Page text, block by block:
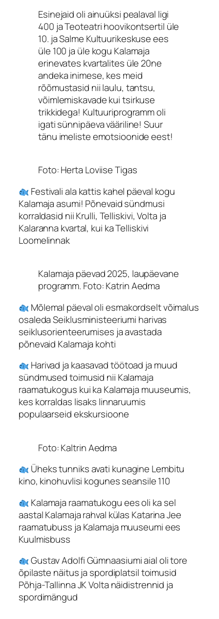
Esinejaid oli ainuüksi pealaval ligi
400 ja Teoteatri hoovikontsertil üle
10. ja Salme Kultuurikeskuse ees
üle 100 ja üle kogu Kalamaja
erinevates kvartalites üle 20ne
andeka inimese, kes meid
rõõmustasid nii laulu, tantsu,
võimlemiskavade kui tsirkuse
trikkidega! Kultuuriprogramm oli
igati sünnipäeva vääriline! Suur
tänu imeliste emotsioonide eest!
Foto: Herta Loviise Tigas
Festivali ala kattis kahel päeval kogu
Kalamaja asumi! Põnevaid sündmusi
korraldasid nii Krulli, Telliskivi, Volta ja
Kalaranna kvartal, kui ka Telliskivi
Loomelinnak
Kalamaja päevad 2025, laupäevane
programm. Foto: Katrin Aedma
Mõlemal päeval oli esmakordselt võimalus
osaleda Seiklusministeeriumi harivas
seiklusorienteerumises ja avastada
põnevaid Kalamaja kohti
Harivad ja kaasavad töötoad ja muud
sündmused toimusid nii Kalamaja
raamatukogus kui ka Kalamaja muuseumis,
kes korraldas lisaks linnaruumis
populaarseid ekskursioone
Foto: Kaltrin Aedma
Üheks tunniks avati kunagine Lembitu
kino, kinohuvlisi kogunes seansile 110
Kalamaja raamatukogu ees oli ka sel
aastal Kalamaja rahval külas Katarina Jee
raamatubuss ja Kalamaja muuseumi ees
Kuulmisbuss
Gustav Adolfi Gümnaasiumi aial oli tore
õpilaste näitus ja spordiplatsil toimusid
Põhja-Tallinna JK Volta näidistrennid ja
spordimängud